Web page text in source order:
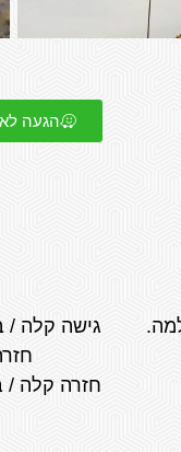
הגעה
גישה קלה /
חזרה קלה /